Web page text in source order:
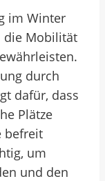
im Winter
die Mobilität
durch
dafür, dass
Plätze
befreit
um
und den